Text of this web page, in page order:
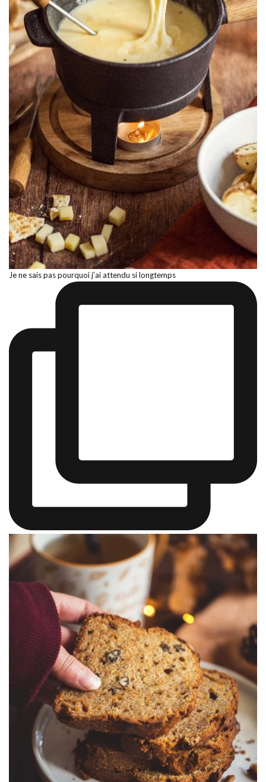
Je ne sais pas pourquoi j’ai attendu si longtemps